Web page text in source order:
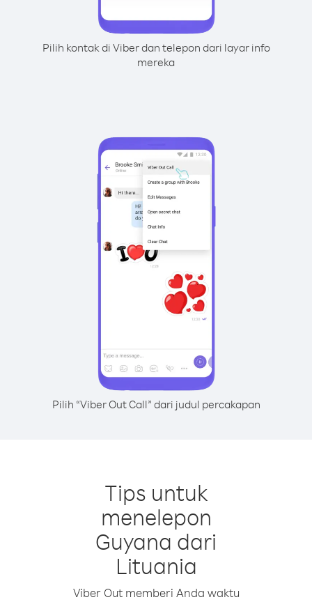
Pilih kontak di Viber dan telepon dari layar info
mereka
Pilih “Viber Out Call” dari judul percakapan
Tips untuk
menelepon
Guyana dari
Lituania
Viber Out memberi Anda waktu